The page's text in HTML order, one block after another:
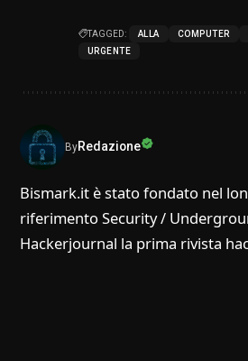
TAGGED: ALLA COMPUTER
URGENTE
ByRedazione
Bismark.it è stato fondato nel
riferimento Security /
Hackerjournal la prima rivista